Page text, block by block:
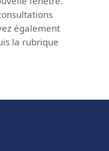
également
la rubrique